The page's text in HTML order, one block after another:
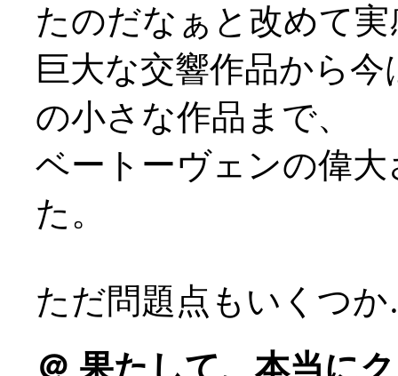
たのだなぁと改めて
巨大な交響作品から
の小さな作品まで、
ベートーヴェンの偉
た。
ただ問題点もいくつ
＠ 果たして、本当に